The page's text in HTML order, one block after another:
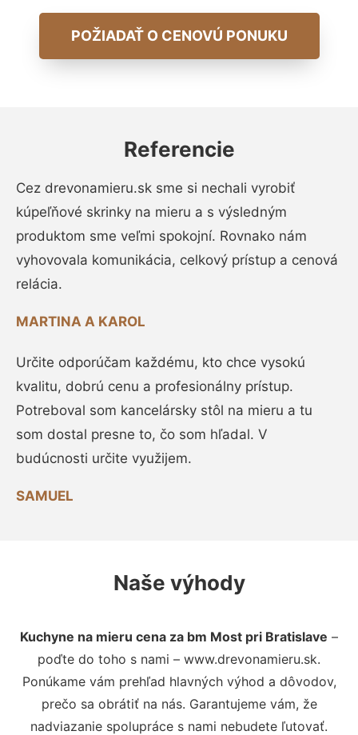
POŽIADAŤ O CENOVÚ PONUKU
Referencie
Cez drevonamieru.sk sme si nechali vyrobiť
kúpeľňové skrinky na mieru a s výsledným
produktom sme veľmi spokojní. Rovnako nám
vyhovovala komunikácia, celkový prístup a cenová
relácia.
MARTINA A KAROL
Určite odporúčam každému, kto chce vysokú
kvalitu, dobrú cenu a profesionálny prístup.
Potreboval som kancelársky stôl na mieru a tu
som dostal presne to, čo som hľadal. V
budúcnosti určite využijem.
SAMUEL
Naše výhody
Kuchyne na mieru cena za bm Most pri Bratislave –
poďte do toho s nami – www.drevonamieru.sk.
Ponúkame vám prehľad hlavných výhod a dôvodov,
prečo sa obrátiť na nás. Garantujeme vám, že
nadviazanie spolupráce s nami nebudete ľutovať.